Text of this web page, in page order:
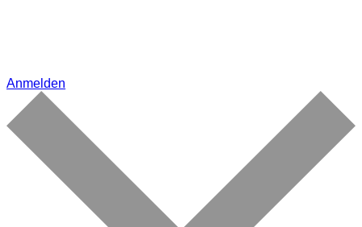
Anmelden